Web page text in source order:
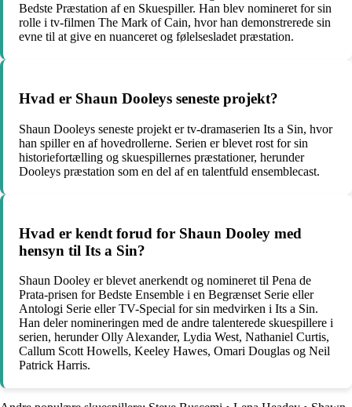
Bedste Præstation af en Skuespiller. Han blev nomineret for sin
rolle i tv-filmen The Mark of Cain, hvor han demonstrerede sin
evne til at give en nuanceret og følelsesladet præstation.
Hvad er Shaun Dooleys seneste projekt?
Shaun Dooleys seneste projekt er tv-dramaserien Its a Sin, hvor
han spiller en af hovedrollerne. Serien er blevet rost for sin
historiefortælling og skuespillernes præstationer, herunder
Dooleys præstation som en del af en talentfuld ensemblecast.
Hvad er kendt forud for Shaun Dooley med
hensyn til Its a Sin?
Shaun Dooley er blevet anerkendt og nomineret til Pena de
Prata-prisen for Bedste Ensemble i en Begrænset Serie eller
Antologi Serie eller TV-Special for sin medvirken i Its a Sin.
Han deler nomineringen med de andre talenterede skuespillere i
serien, herunder Olly Alexander, Lydia West, Nathaniel Curtis,
Callum Scott Howells, Keeley Hawes, Omari Douglas og Neil
Patrick Harris.